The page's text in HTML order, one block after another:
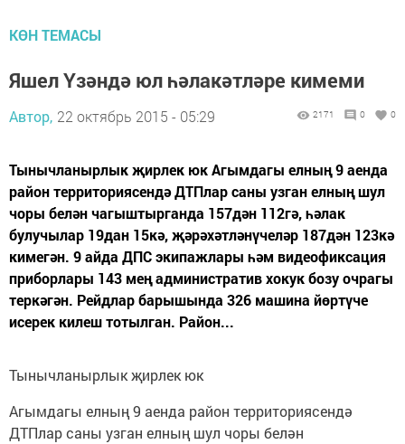
КӨН ТЕМАСЫ
Яшел Үзәндә юл һәлакәтләре кимеми
Автор, 22 октябрь 2015 - 05:29 2171 0 0
Тынычланырлык җирлек юк Агымдагы елның 9 аенда
район территориясендә ДТПлар саны узган елның шул
чоры белән чагыштырганда 157дән 112гә, һәлак
булучылар 19дан 15кә, җәрәхәтләнүчеләр 187дән 123кә
кимегән. 9 айда ДПС экипажлары һәм видеофиксация
приборлары 143 мең административ хокук бозу очрагы
теркәгән. Рейдлар барышында 326 машина йөртүче
исерек килеш тотылган. Район...
Тынычланырлык җирлек юк
Агымдагы елның 9 аенда район территориясендә
ДТПлар саны узган елның шул чоры белән